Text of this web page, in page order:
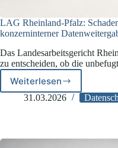
LAG Rheinland-Pfalz:
konzerninterner
Das Landesarbeitsgericht
zu entscheiden, ob die
Weiterlesen
LAG
Rheinland-
unzulässiger
31.03.2026